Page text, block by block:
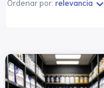
Ordenar por: relevancia expand_more